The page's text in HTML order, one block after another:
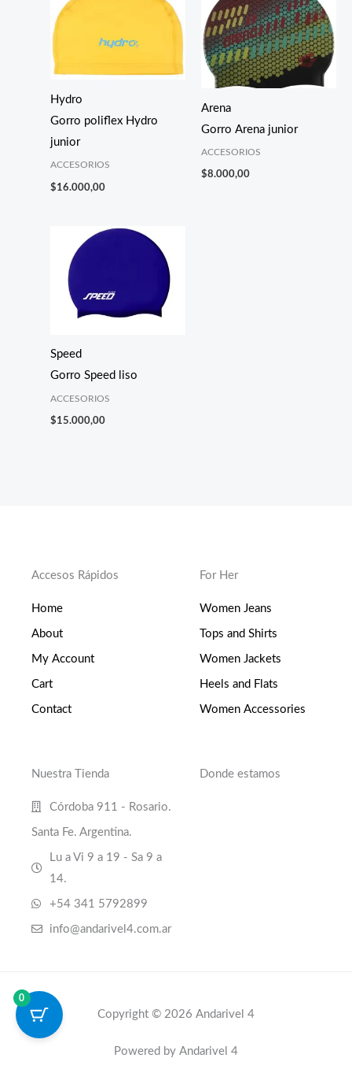
Hydro
Gorro poliflex Hydro
junior
ACCESORIOS
$16.000,00
Arena
Gorro Arena junior
ACCESORIOS
$8.000,00
Speed
Gorro Speed liso
ACCESORIOS
$15.000,00
Accesos Rápidos
Home
About
My Account
Cart
Contact
For Her
Women Jeans
Tops and Shirts
Women Jackets
Heels and Flats
Women Accessories
Nuestra Tienda
Córdoba 911 - Rosario.
Santa Fe. Argentina.
Lu a Vi 9 a 19 - Sa 9 a
14.
+54 341 5792899
info@andarivel4.com.ar
Donde estamos
Copyright © 2026 Andarivel 4
Powered by Andarivel 4
0